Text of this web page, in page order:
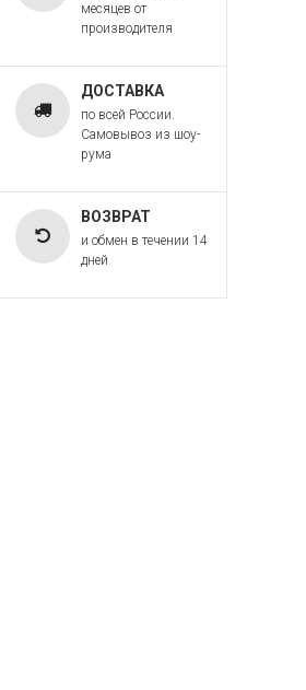
месяцев от
производителя
ДОСТАВКА
по всей России.
Самовывоз из шоу-
рума
ВОЗВРАТ
и обмен в течении 14
дней